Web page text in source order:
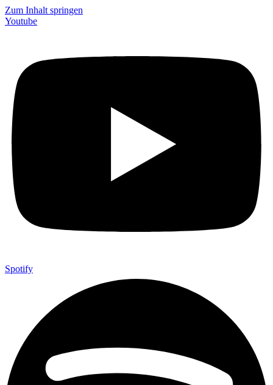
Zum Inhalt springen
Youtube
Spotify